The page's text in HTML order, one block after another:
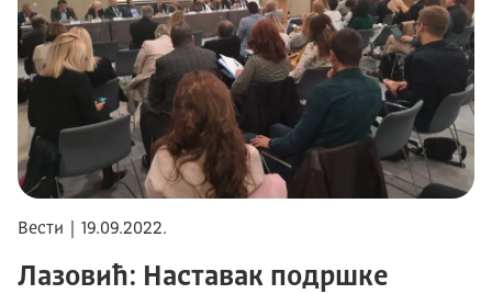
Вести | 19.09.2022.
Лазовић: Наставак подршке